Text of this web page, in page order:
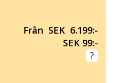
Från SEK 6.199:-
SEK 99:-